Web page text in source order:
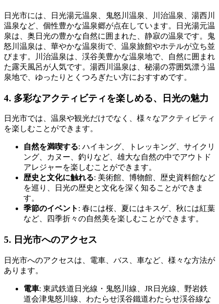
日光市には、日光湯元温泉、鬼怒川温泉、川治温泉、湯西川
温泉など、個性豊かな温泉郷が点在しています。日光湯元温
泉は、奥日光の豊かな自然に囲まれた、静寂の温泉です。鬼
怒川温泉は、華やかな温泉街で、温泉旅館やホテルが立ち並
びます。川治温泉は、渓谷美豊かな温泉地で、自然に囲まれ
た露天風呂が人気です。湯西川温泉は、秘湯の雰囲気漂う温
泉地で、ゆったりとくつろぎたい方におすすめです。
4. 多彩なアクティビティを楽しめる、日光の魅力
日光市では、温泉や観光だけでなく、様々なアクティビティ
を楽しむことができます。
自然を満喫する: ハイキング、トレッキング、サイクリ
ング、カヌー、釣りなど、雄大な自然の中でアウトド
アレジャーを楽しむことができます。
歴史と文化に触れる: 美術館、博物館、歴史資料館など
を巡り、日光の歴史と文化を深く知ることができま
す。
季節のイベント : 春には桜、夏にはキスゲ、秋には紅葉
など、四季折々の自然美を楽しむことができます。
5. 日光市へのアクセス
日光市へのアクセスは、電車、バス、車など、様々な方法が
あります。
電車: 東武鉄道日光線・鬼怒川線、JR日光線、野岩鉄
道会津鬼怒川線、わたらせ渓谷鐵道わたらせ渓谷線な